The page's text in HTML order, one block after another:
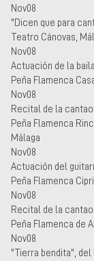
Nov08
"Dicen que para
Teatro Cánovas,
Nov08
Actuación de la
Peña Flamenca
Nov08
Recital de la
Peña Flamenca
Málaga
Nov08
Actuación del
Peña Flamenca
Nov08
Recital de la
Peña Flamenca de
Nov08
"Tierra bendita",